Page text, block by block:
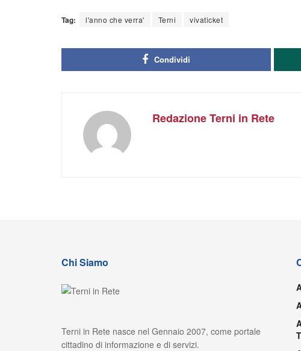
Tag: l'anno che verra' Terni vivaticket
Condividi
Redazione Terni in Rete
Chi Siamo
Terni in Rete nasce nel Gennaio 2007, come portale
cittadino di informazione e di servizi.